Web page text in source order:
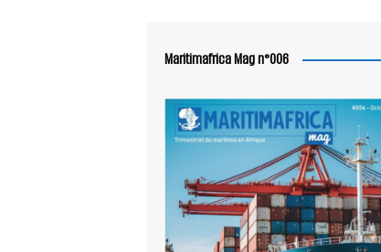
Maritimafrica Mag n°006